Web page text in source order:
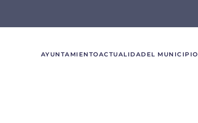
AYUNTAMIENTOACTUALIDAD EL MUNICIPIO